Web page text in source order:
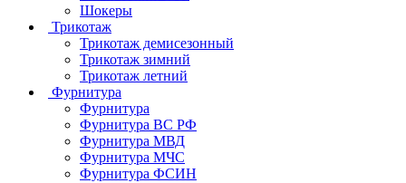
Шокеры
Трикотаж
Трикотаж демисезонный
Трикотаж зимний
Трикотаж летний
Фурнитура
Фурнитура
Фурнитура ВС РФ
Фурнитура МВД
Фурнитура МЧС
Фурнитура ФСИН